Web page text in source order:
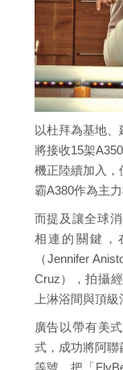
以杜拜為基地
將接收15架
機正陸續加入
霸A380作為主力
而提及讓全球
相連的關鍵，
（Jennifer
Cruz），拍攝
上淋浴間與頂級
廣告以帶有美
式，成功將阿
等號，把「